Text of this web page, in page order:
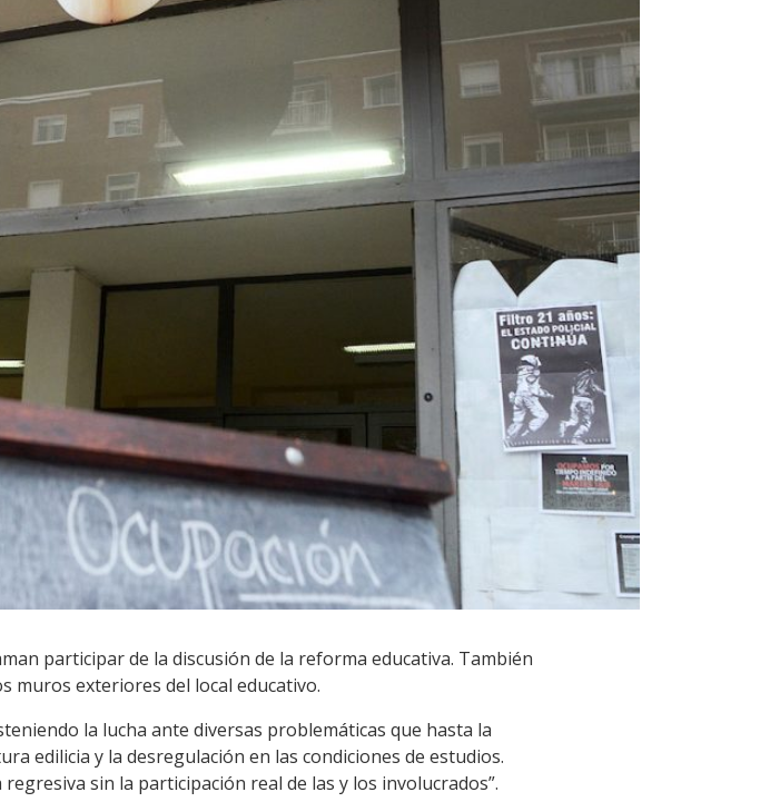
participar de la discusión de la reforma educativa. También
muros exteriores del local educativo.
la lucha ante diversas problemáticas que hasta la
edilicia y la desregulación en las condiciones de estudios.
sin la participación real de las y los involucrados”.